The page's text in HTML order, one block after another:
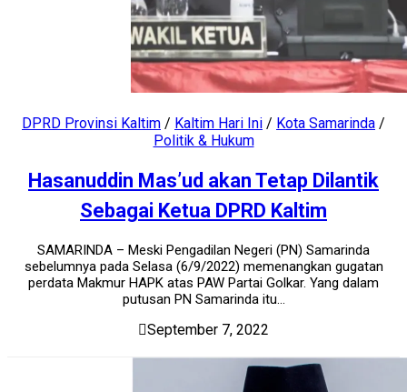
DPRD Provinsi Kaltim / Kaltim Hari Ini / Kota Samarinda /
Politik & Hukum
Hasanuddin Mas’ud akan Tetap Dilantik
Sebagai Ketua DPRD Kaltim
SAMARINDA – Meski Pengadilan Negeri (PN) Samarinda
sebelumnya pada Selasa (6/9/2022) memenangkan gugatan
perdata Makmur HAPK atas PAW Partai Golkar. Yang dalam
putusan PN Samarinda itu...
September 7, 2022